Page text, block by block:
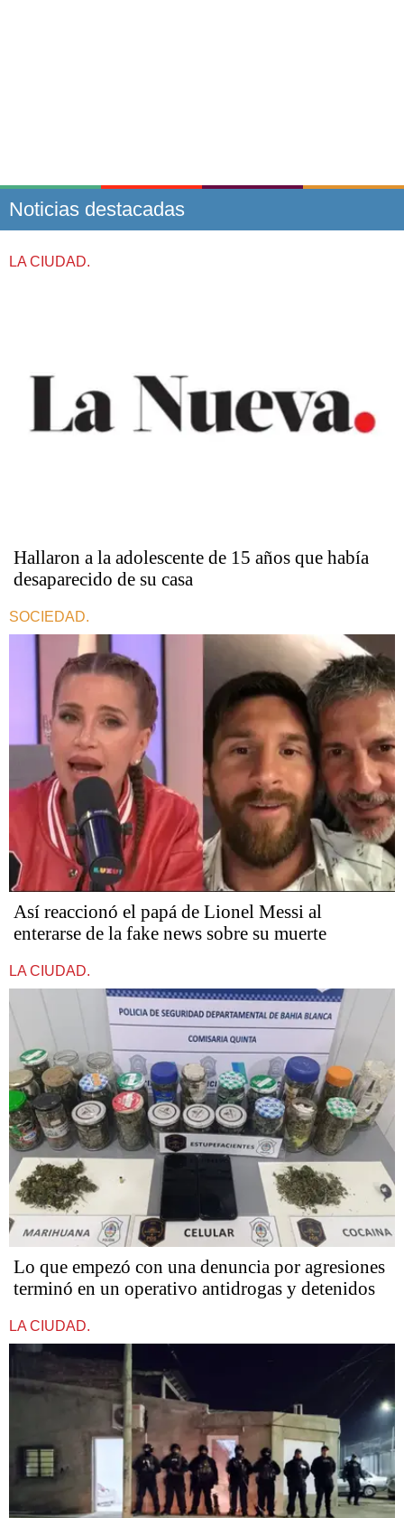
Noticias destacadas
LA CIUDAD.
Hallaron a la adolescente de 15 años que había
desaparecido de su casa ​​​​​​​
SOCIEDAD.
Así reaccionó el papá de Lionel Messi al
enterarse de la fake news sobre su muerte
LA CIUDAD.
Lo que empezó con una denuncia por agresiones
terminó en un operativo antidrogas y detenidos
LA CIUDAD.